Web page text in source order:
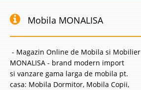
Mobila MONALISA
- Magazin Online de Mobila si Mobilier
MONALISA - brand modern import
si vanzare gama larga de mobila pt.
casa: Mobila Dormitor, Mobila Copii,